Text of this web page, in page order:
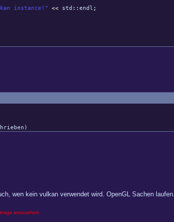
instance!" <<std ::endl ;
wen kein vulkan verwendet wird. OpenGL Sachen
anzusehen.